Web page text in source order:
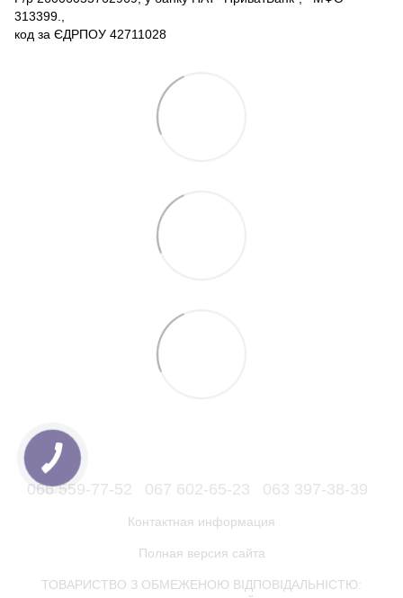
313399.,
код за ЄДРПОУ 42711028
066 559-77-52 067 602-65-23 063 397-38-39
Контактная информация
Полная версия сайта
ТОВАРИСТВО З ОБМЕЖЕНОЮ ВІДПОВІДАЛЬНІСТЮ: